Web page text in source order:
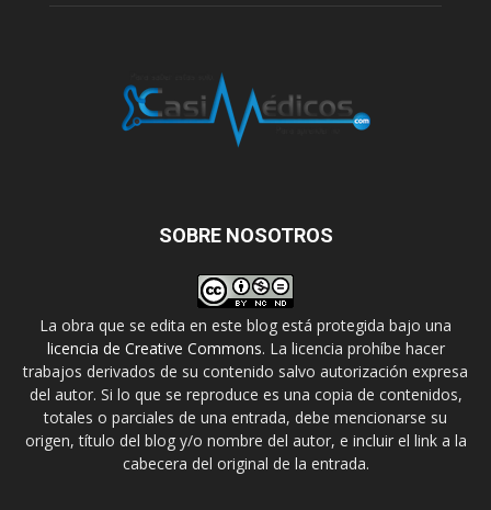
SOBRE NOSOTROS
La obra que se edita en este blog está protegida bajo una
licencia de Creative Commons. La licencia prohíbe hacer
trabajos derivados de su contenido salvo autorización expresa
del autor. Si lo que se reproduce es una copia de contenidos,
totales o parciales de una entrada, debe mencionarse su
origen, título del blog y/o nombre del autor, e incluir el link a la
cabecera del original de la entrada.